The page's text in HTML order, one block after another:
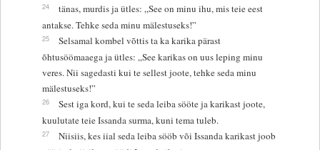
24
tänas, murdis ja ütles: „See on minu ihu, mis teie eest
antakse. Tehke seda minu mälestuseks!”
25
Selsamal kombel võttis ta ka karika pärast
õhtusöömaaega ja ütles: „See karikas on uus leping minu
veres. Nii sagedasti kui te sellest joote, tehke seda minu
mälestuseks!”
26
Sest iga kord, kui te seda leiba sööte ja karikast joote,
kuulutate teie Issanda surma, kuni tema tuleb.
27
Niisiis, kes iial seda leiba sööb või Issanda karikast joob